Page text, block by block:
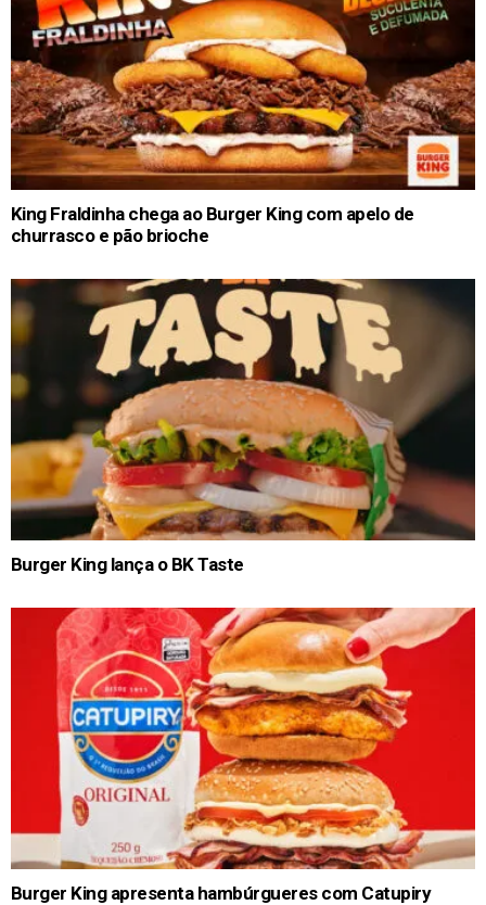
King Fraldinha chega ao Burger King com apelo de
churrasco e pão brioche
Burger King lança o BK Taste
Burger King apresenta hambúrgueres com Catupiry